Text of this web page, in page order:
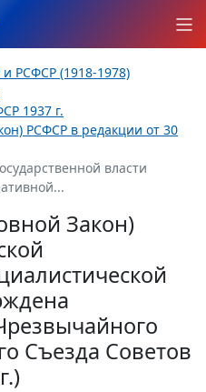
РСФСР (1918-1978)
1937 г.
РСФСР в редакции от 30
власти
Закон)
Съезда Советов